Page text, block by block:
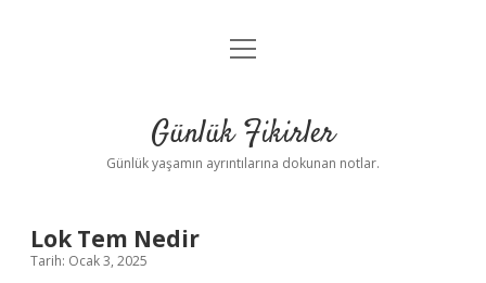
Anasayfa
Yasal Uyarı
menüyü
Günlük Fikirler
Günlük yaşamın ayrıntılarına dokunan notlar.
Lok Tem Nedir
Tarih: Ocak 3, 2025